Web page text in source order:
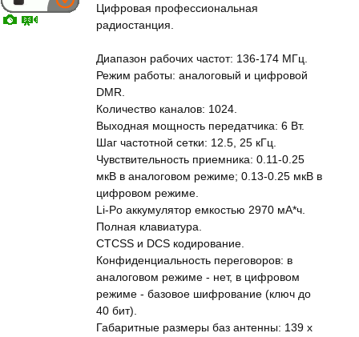
Цифровая профессиональная
радиостанция.
Диапазон рабочих частот: 136-174 МГц.
Режим работы: аналоговый и цифровой
DMR.
Количество каналов: 1024.
Выходная мощность передатчика: 6 Вт.
Шаг частотной сетки: 12.5, 25 кГц.
Чувствительность приемника: 0.11-0.25
мкВ в аналоговом режиме; 0.13-0.25 мкВ в
цифровом режиме.
Li‐Po аккумулятор емкостью 2970 мА*ч.
Полная клавиатура.
CTCSS и DCS кодирование.
Конфиденциальность переговоров: в
аналоговом режиме - нет, в цифровом
режиме - базовое шифрование (ключ до
40 бит).
Габаритные размеры баз антенны: 139 х